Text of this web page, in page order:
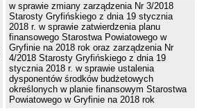
w sprawie zmiany zarządzenia Nr 3/2018
Starosty Gryfińskiego z dnia 19 stycznia
2018 r. w sprawie zatwierdzenia planu
finansowego Starostwa Powiatowego w
Gryfinie na 2018 rok oraz zarządzenia Nr
4/2018 Starosty Gryfińskiego z dnia 19
stycznia 2018 r. w sprawie ustalenia
dysponentów środków budżetowych
określonych w planie finansowym Starostwa
Powiatowego w Gryfinie na 2018 rok